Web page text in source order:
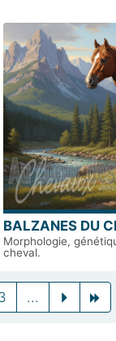
BALZANES DU
Morphologie,
cheval.
... Previous
Next